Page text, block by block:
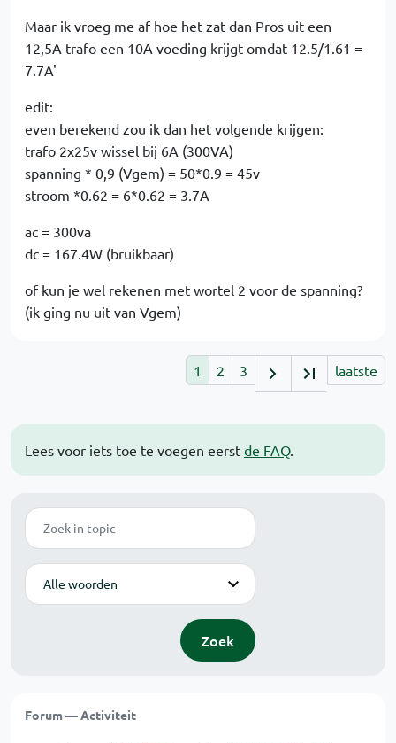
Lees voor iets toe te voegen eerst de FAQ.
Zoek
Modus
Zoek
Forum — Activiteit
Maar ik vroeg me af hoe het zat dan Pros uit een
12,5A trafo een 10A voeding krijgt omdat 12.5/1.61 =
7.7A'
edit:
even berekend zou ik dan het volgende krijgen:
trafo 2x25v wissel bij 6A (300VA)
spanning * 0,9 (Vgem) = 50*0.9 = 45v
stroom *0.62 = 6*0.62 = 3.7A
ac = 300va
dc = 167.4W (bruikbaar)
of kun je wel rekenen met wortel 2 voor de spanning?
(ik ging nu uit van Vgem)
1 2 3 laatste